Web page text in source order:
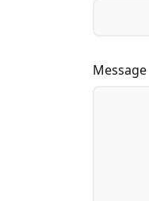
Message